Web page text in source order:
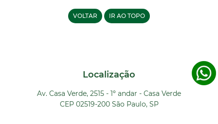
VOLTAR IR AO TOPO
Localização
Av. Casa Verde, 2515 - 1º andar - Casa Verde
CEP 02519-200 São Paulo, SP